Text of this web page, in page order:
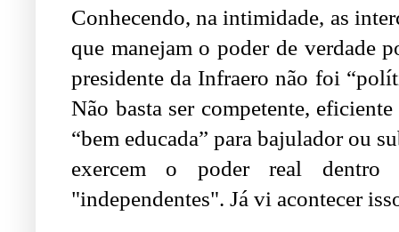
Conhecendo, na intimidade, as
que manejam o poder de verdade
presidente da Infraero não foi
Não basta ser competente,
“bem educada” para bajulador ou
exercem o poder real dentro
"independentes". Já vi acontecer